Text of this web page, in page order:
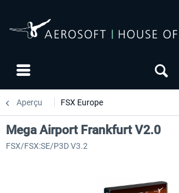
Aperçu FSX Europe
Mega Airport Frankfurt V2.0
FSX/FSX:SE/P3D V3.2